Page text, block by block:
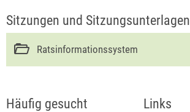
Sitzungen und Sitzungsunterlagen
Ratsinformationssystem
Häufig gesucht Links